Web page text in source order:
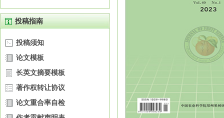
投稿指南
投稿须知
论文模板
长英文摘要模板
著作权转让协议
论文重合率自检